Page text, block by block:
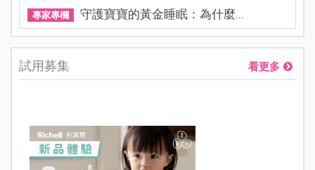
專家專欄 守護寶寶的黃金睡眠：為什麼...
試用募集 看更多